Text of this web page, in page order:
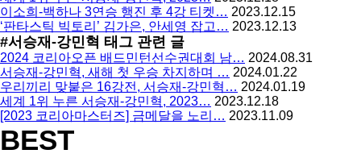
용
이소희-백하나 3연승 행진 후 4강 티켓… 2023.12.15
‘판타스틱 빅토리’ 김가은, 안세영 잡고… 2023.12.13
#서승재-강민혁 태그 관련 글
2024 코리아오픈 배드민턴선수권대회 남… 2024.08.31
서승재-강민혁, 새해 첫 우승 차지하며 … 2024.01.22
우리끼리 맞붙은 16강전, 서승재-강민혁… 2024.01.19
세계 1위 누른 서승재-강민혁, 2023… 2023.12.18
[2023 코리아마스터즈] 금메달을 노리… 2023.11.09
BEST